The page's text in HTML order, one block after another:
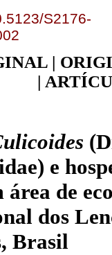
S2176-
|
|
e
área de
dos
Brasil